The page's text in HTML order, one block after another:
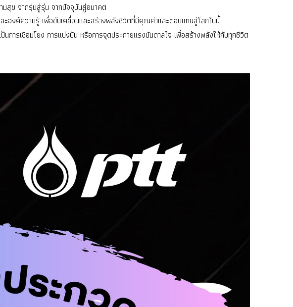
สุข จากรุ่นสู่รุ่น จากปัจจุบันสู่อนาคต
องค์ความรู้ เพื่อขับเคลื่อนและสร้างพลังชีวิตที่มีคุณค่าและตอบแทนสู่โลกใบนี้
ารเชื่อมโยง การแบ่งปัน หรือการจุดประกายแรงบันดาลใจ เพื่อสร้างพลังให้กับทุกชีวิต